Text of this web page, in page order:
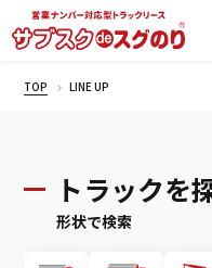
TOP LINE UP
トラックを
形状で検索